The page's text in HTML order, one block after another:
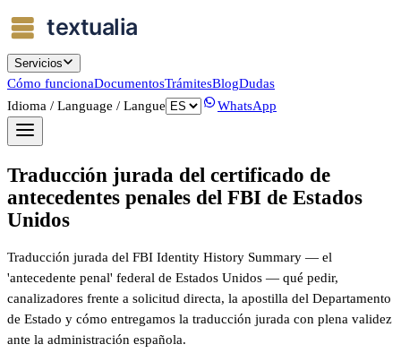
Servicios
Cómo funcionaDocumentosTrámitesBlogDudas
Idioma / Language / Langue
WhatsApp
Traducción jurada del certificado de
antecedentes penales del FBI de Estados
Unidos
Traducción jurada del FBI Identity History Summary — el
'antecedente penal' federal de Estados Unidos — qué pedir,
canalizadores frente a solicitud directa, la apostilla del Departamento
de Estado y cómo entregamos la traducción jurada con plena validez
ante la administración española.